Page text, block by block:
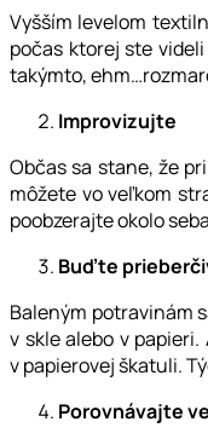
Vyšším levelom
počas ktorej ste
takýmto,
Improvizujte
Občas sa stane, že
môžete vo veľkom
poobzerajte okolo
Buďte
Baleným potravinám
v skle alebo v
v papierovej škatuli.
Porovnávajte